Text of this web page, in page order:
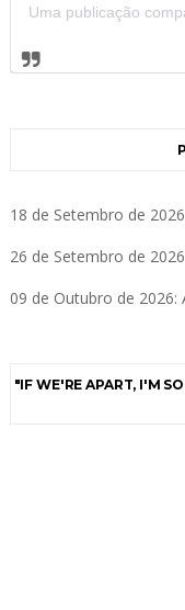
18 de Setembro de
26 de Setembro de
09 de Outubro de 2026:
"IF WE'RE APART, I'M